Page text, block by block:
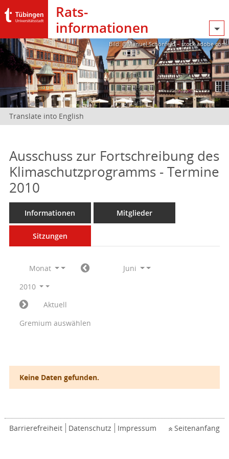
Rats­
informationen
Bild: @Manuel Schönfeld – stock.adobe.com
Translate into English
Ausschuss zur Fortschreibung des
Klimaschutzprogramms - Termine
2010
Informationen Mitglieder
Sitzungen
Monat
Juni
2010
Aktuell
Gremium auswählen
Keine Daten gefunden.
Barrierefreiheit Datenschutz Impressum Seitenanfang